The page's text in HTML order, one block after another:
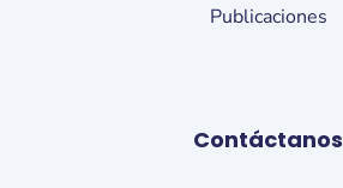
Publicaciones
Contáctanos